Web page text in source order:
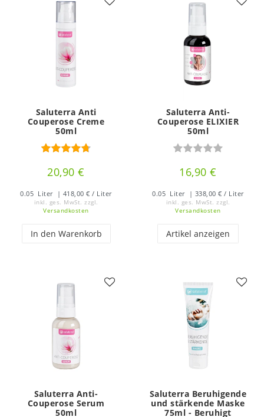
Saluterra Anti
Couperose Creme
50ml
20,90 €
0.05 Liter | 418,00 € / Liter
inkl. ges. MwSt. zzgl.
Versandkosten
In den Warenkorb
Saluterra Anti-
Couperose ELIXIER
50ml
16,90 €
0.05 Liter | 338,00 € / Liter
inkl. ges. MwSt. zzgl.
Versandkosten
Artikel anzeigen
Saluterra Anti-
Couperose Serum
50ml
Saluterra Beruhigende
und stärkende Maske
75ml - Beruhigt